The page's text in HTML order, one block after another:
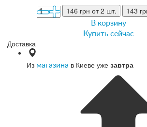
146 грн от 2 шт. 143
В корзину
Купить сейчас
Доставка
Из магазина в Киеве уже завтра